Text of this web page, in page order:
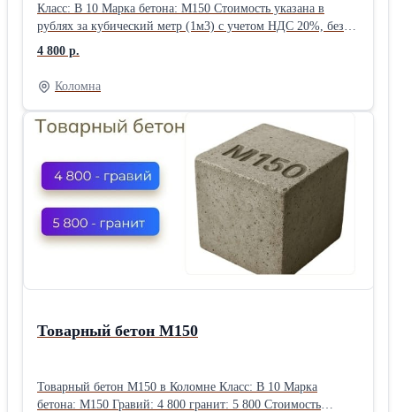
Класс: В 10 Марка бетона: М150 Стоимость указана в
рублях за кубический метр (1м3) с учетом НДС 20%, без
доставки и ПМД Воспользуйтесь выгодным предложением:
скидка 7% будет зафиксирована за вашим номером
телефона до конца недели. Доставка бетона и раствора —
круглосуточно, без выходных. Оформите заявку прямо
сейчас, чтобы зафиксировать цену.
4 800 р.
Коломна
Товарный бетон М150
Товарный бетон М150 в Коломне Класс: В 10 Марка
бетона: М150 Гравий: 4 800 гранит: 5 800 Стоимость